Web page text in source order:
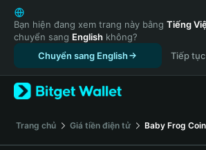
English
日本語
Tiếng Việt
Русский
Español (Latinoamérica)
Türkçe
Français
Deutsch
Bạn hiện đang xem trang này bằng Tiếng
chuyển sang English không?
Chuyển sang English
Tiếp
‌Trang chủ Giá tiền điện tử Baby Frog Coin